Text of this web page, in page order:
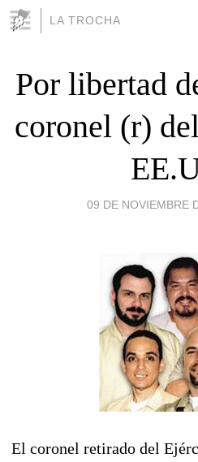
LA TROCHA
Por libertad
coronel (r)
09 DE NOVIEMBRE
El coronel retirado del